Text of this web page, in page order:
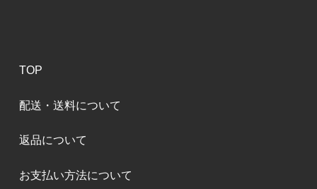
TOP
配送・送料について
返品について
お支払い方法について